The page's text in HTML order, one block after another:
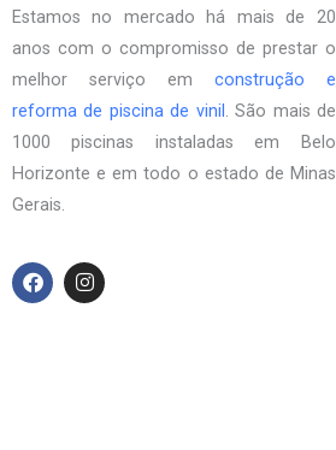
Estamos no mercado há mais de 20
anos com o compromisso de prestar o
melhor serviço em construção e
reforma de piscina de vinil . São mais de
1000 piscinas instaladas em Belo
Horizonte e em todo o estado de Minas
Gerais.
F
a
c
I
n
s